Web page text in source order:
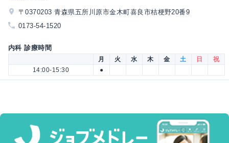
〒0370203 青森県五所川原市金木町喜良市桔梗野20番9
0173-54-1520
内科 診療時間
月 火 水 木 金 土 日
祝
14:00-15:30
●